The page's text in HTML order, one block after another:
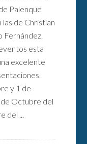
Palenque
de Christian
Fernández.
esta
excelente
y 1 de
Octubre del
del ...